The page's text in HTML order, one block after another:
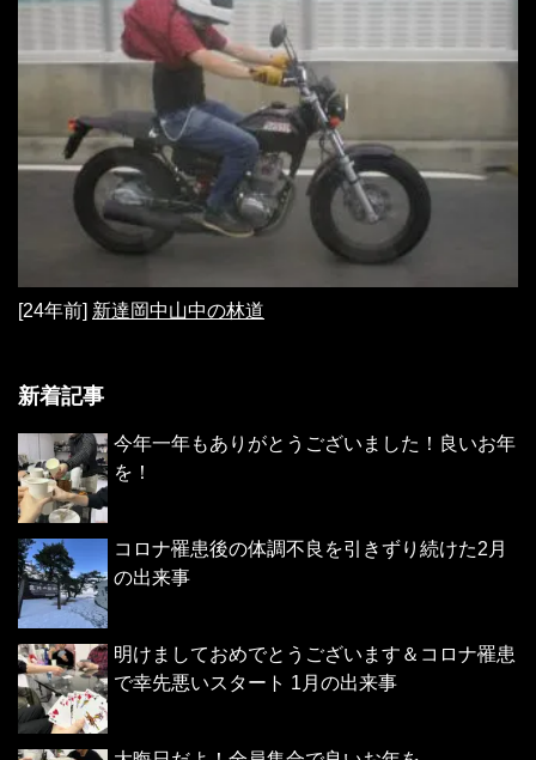
[24年前] 新達岡中山中の林道
新着記事
今年一年もありがとうございました！良いお年
を！
コロナ罹患後の体調不良を引きずり続けた2月
の出来事
明けましておめでとうございます＆コロナ罹患
で幸先悪いスタート 1月の出来事